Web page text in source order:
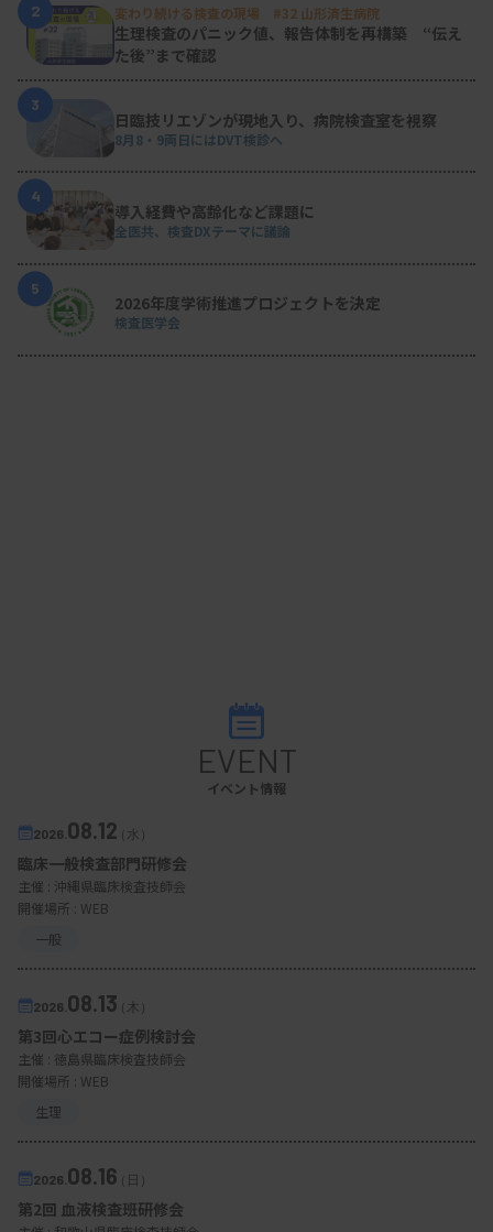
2 変わり続ける検査の現場 #32 山形済生病院
生理検査のパニック値、報告体制を再構築 “伝え
た後”まで確認
3
日臨技リエゾンが現地入り、病院検査室を視察
8月8・9両日にはDVT検診へ
4
導入経費や高齢化など課題に
全医共、検査DXテーマに議論
5
2026年度学術推進プロジェクトを決定
検査医学会
EVENT
イベント情報
2026. 08.12（水）
臨床一般検査部門研修会
主催 : 沖縄県臨床検査技師会
開催場所 : WEB
一般
2026. 08.13（木）
第3回心エコー症例検討会
主催 : 徳島県臨床検査技師会
開催場所 : WEB
生理
2026. 08.16（日）
第2回 血液検査班研修会